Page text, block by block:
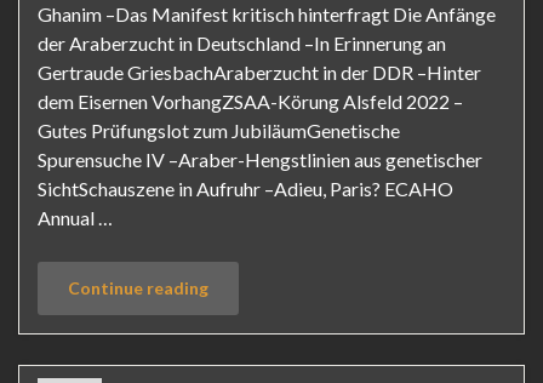
Ghanim –Das Manifest kritisch hinterfragt Die Anfänge
der Araberzucht in Deutschland –In Erinnerung an
Gertraude GriesbachAraberzucht in der DDR –Hinter
dem Eisernen VorhangZSAA-Körung Alsfeld 2022 –
Gutes Prüfungslot zum JubiläumGenetische
Spurensuche IV –Araber-Hengstlinien aus genetischer
SichtSchauszene in Aufruhr –Adieu, Paris? ECAHO
Annual …
Continue reading